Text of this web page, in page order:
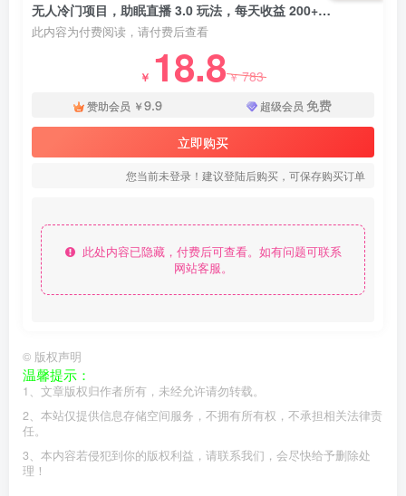
无人冷门项目，助眠直播 3.0 玩法，每天收益 200+ - 资源之家
此内容为付费阅读，请付费后查看
￥ 18.8￥783
赞助会员 ￥9.9 超级会员 免费
立即购买
您当前未登录！建议登陆后购买，可保存购买订单
此处内容已隐藏，付费后可查看。如有问题可联系
网站客服。
© 版权声明
温馨提示：
1、文章版权归作者所有，未经允许请勿转载。
2、本站仅提供信息存储空间服务，不拥有所有权，不承担相关法律责
任。
3、本内容若侵犯到你的版权利益，请联系我们，会尽快给予删除处
理！